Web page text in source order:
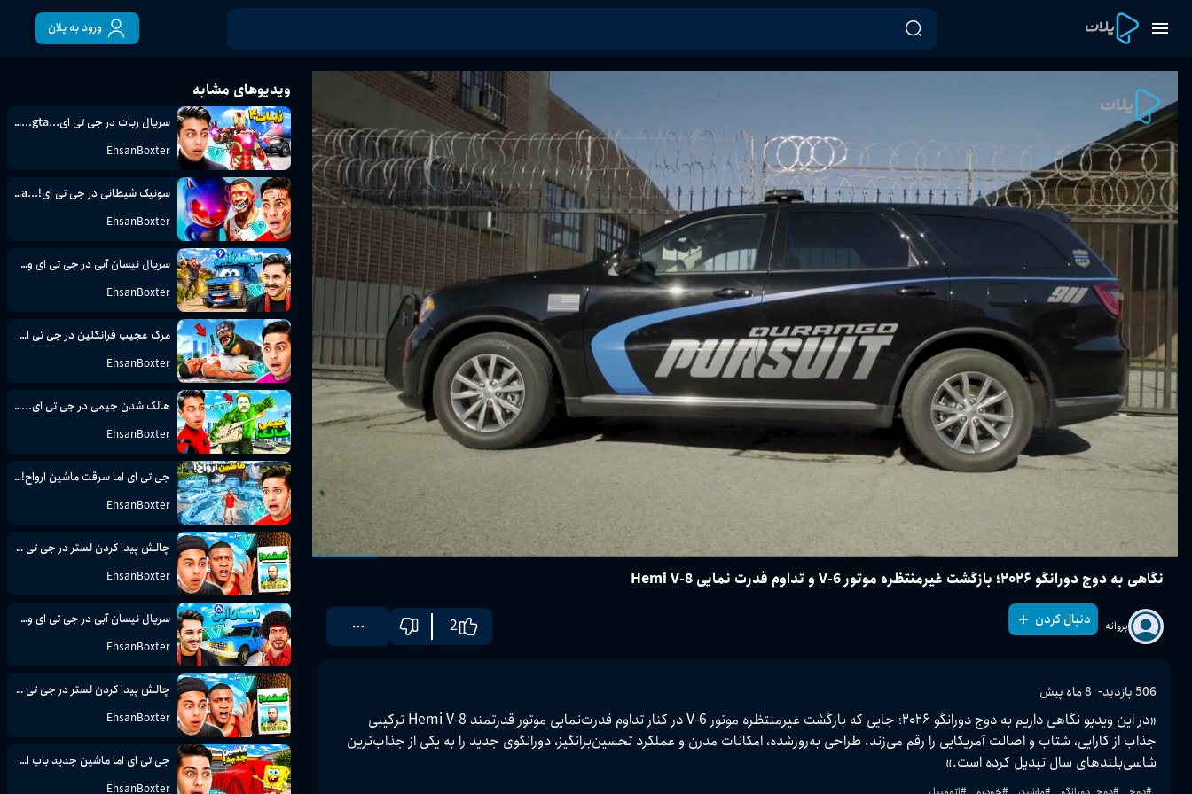
ورود به پلان
نگاهی به دوج دورانگو ۲۰۲۶؛ بازگشت غیرمنتظره موتور V-6 و تداوم قدرت‌ نمایی Hemi V-8
پروانه دنبال کردن 2
506بازدید- 8 ماه پیش
«در این ویدیو نگاهی داریم به دوج دورانگو ۲۰۲۶؛ جایی که بازگشت غیرمنتظره موتور V-6 در کنار تداوم قدرت‌نمایی موتور قدرتمند Hemi V-8 ترکیبی
جذاب از کارایی، شتاب و اصالت آمریکایی را رقم می‌زند. طراحی به‌روزشده، امکانات مدرن و عملکرد تحسین‌برانگیز، دورانگوی جدید را به یکی از جذاب‌ترین
شاسی‌بلندهای سال تبدیل کرده است.»
ویدیوهای مشابه
سریال ربات در جی تی ای...gta...جی تی ای وی...GTA V...جی تی ای 5
EhsanBoxter
سونیک شیطانی در جی تی ای!...gta...جی تی ای وی...GTA V...جی تی ای 5
EhsanBoxter
سریال نیسان آبی در جی تی ای وی...gta...جی تی ای وی...GTA V...جی تی ای
EhsanBoxter
مرگ عجیب فرانکلین در جی تی ای...gta...جی تی ای وی...GTA V...جی تی ای 5
EhsanBoxter
هالک شدن جیمی در جی تی ای...gta...جی تی ای وی...GTA V...جی تی ای 5
EhsanBoxter
جی تی ای اما سرقت ماشین ارواح!...gta...جی تی ای وی...GTA V...جی تی ای 5
EhsanBoxter
چالش پیدا کردن لستر در جی تی ای...gta...جی تی ای وی...GTA V...جی تی ای 5
EhsanBoxter
سریال نیسان آبی در جی تی ای وی...gta...جی تی ای وی...GTA V...جی تی ای 5
EhsanBoxter
چالش پیدا کردن لستر در جی تی ای...gta...جی تی ای وی...GTA V...جی تی ای 5
EhsanBoxter
جی تی ای اما ماشین جدید باب اسفنجی!...gta...جی تی ای وی...GTA V...جی تی ای 5
EhsanBoxter